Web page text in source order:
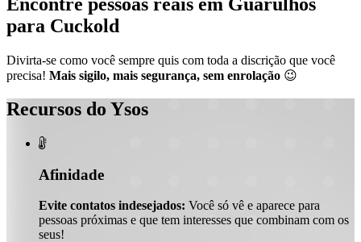
para Cuckold
Divirta-se como você sempre quis com toda a discrição que você
precisa! Mais sigilo, mais segurança, sem enrolação 😉
Recursos do Ysos

Afinidade
Evite contatos indesejados: Você só vê e aparece para
pessoas próximas e que tem interesses que combinam com os
seus!